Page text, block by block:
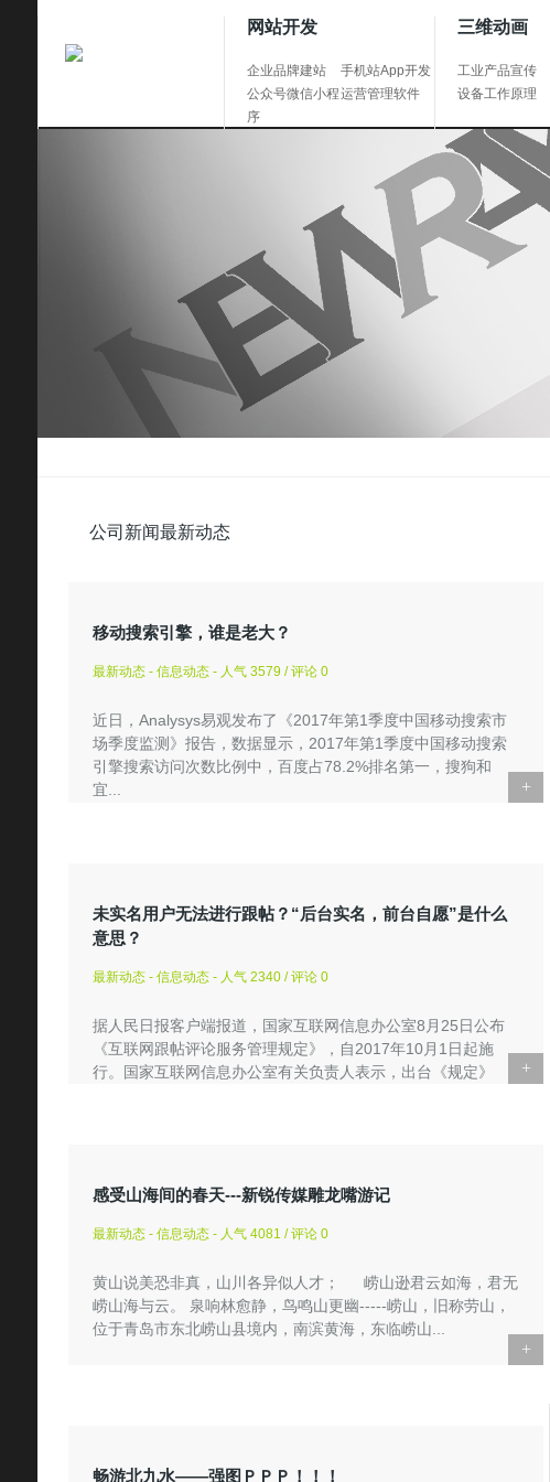
网站开发
企业品牌建站
手机站App开发
公众号微信小程
序
运营管理软件
三维动画
工业产品宣传
设备工作原理
公司新闻最新动态
移动搜索引擎，谁是老大？
最新动态 - 信息动态 - 人气 3579 / 评论 0
近日，Analysys易观发布了《2017年第1季度中国移动搜索市
场季度监测》报告，数据显示，2017年第1季度中国移动搜索
引擎搜索访问次数比例中，百度占78.2%排名第一，搜狗和
宜...
+
未实名用户无法进行跟帖？“后台实名，前台自愿”是什么
意思？
最新动态 - 信息动态 - 人气 2340 / 评论 0
据人民日报客户端报道，国家互联网信息办公室8月25日公布
《互联网跟帖评论服务管理规定》，自2017年10月1日起施
行。国家互联网信息办公室有关负责人表示，出台《规定》
+
感受山海间的春天---新锐传媒雕龙嘴游记
最新动态 - 信息动态 - 人气 4081 / 评论 0
黄山说美恐非真，山川各异似人才； 崂山逊君云如海，君无
崂山海与云。 泉响林愈静，鸟鸣山更幽-----崂山，旧称劳山，
位于青岛市东北崂山县境内，南滨黄海，东临崂山...
+
畅游北九水——强图ＰＰＰ！！！